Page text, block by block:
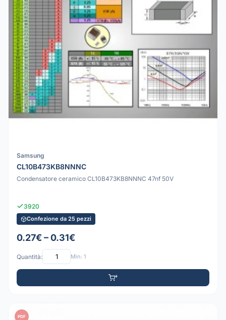
Samsung
CL10B473KB8NNNC
Condensatore ceramico CL10B473KB8NNNC 47nf 50V
3920
Confezione da 25 pezzi
0.27€ – 0.31€
Quantità: Min: 1
PDF